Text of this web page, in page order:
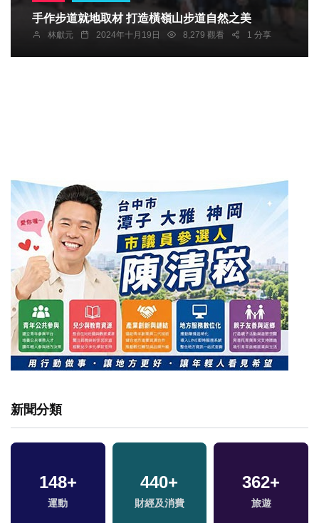
手作步道就地取材 打造橫嶺山步道自然之美
林獻元 2024年十月19日 8,279 觀看 1 分享
新聞分類
148+
運動
440+
財經及消費
362+
旅遊